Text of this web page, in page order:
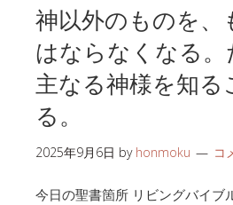
神以外のものを、
はならなくなる
主なる神様を知る
る。
2025年9月6日 by honmoku コ
今日の聖書箇所 リビングバイブ